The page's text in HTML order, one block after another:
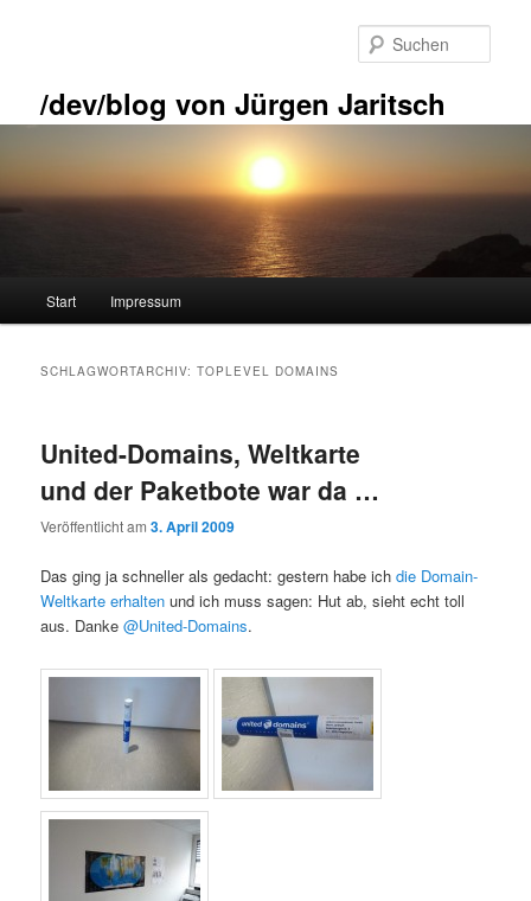
/dev/blog von Jürgen Jaritsch
Start Impressum
SCHLAGWORTARCHIV:TOPLEVEL DOMAINS
United-Domains, Weltkarte
und der Paketbote war da …
Veröffentlicht am3. April 2009
Das ging ja schneller als gedacht: gestern habe ichdie Domain-
Weltkarte erhalten und ich muss sagen: Hut ab, sieht echt toll
aus. Danke@United-Domains.